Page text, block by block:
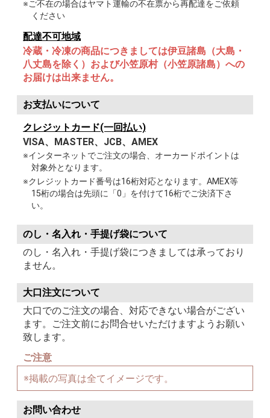
※ご不在の場合はヤマト運輸の不在票から再配達をご依頼
ください
配達不可地域
冷蔵・冷凍の商品につきましては伊豆諸島（大島・
八丈島を除く）および小笠原村（小笠原諸島）への
お届けは出来ません。
お支払いについて
クレジットカード(一回払い)
VISA、MASTER、JCB、AMEX
※インターネットでご注文の場合、オーカードポイントは
対象外となります。
※クレジットカード番号は16桁対応となります。AMEX等
15桁の場合は先頭に「0」を付けて16桁でご決済下さ
い。
のし・名入れ・手提げ袋について
のし・名入れ・手提げ袋につきましては承っており
ません。
大口注文について
大口でのご注文の場合、対応できない場合がござい
ます。ご注文前にお問合せいただけますようお願い
致します。
ご注意
※掲載の写真は全てイメージです。
お問い合わせ